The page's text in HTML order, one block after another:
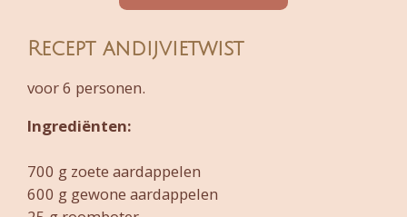
Recept andijvietwist
voor 6 personen.
Ingrediënten:
700 g zoete aardappelen
600 g gewone aardappelen